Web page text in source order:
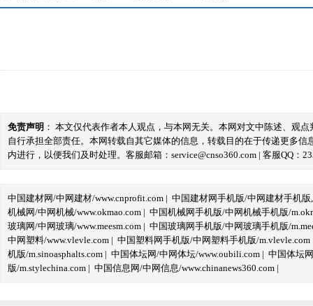
免责声明 ： 本文仅代表作者本人观点，与本网无关。本网对文中陈述、观
自行承担全部责任。本网转载自其它媒体的信息，转载目的在于传递更多
内进行，以便我们及时处理。客服邮箱：service@cnso360.com | 客服QQ：
中国建材网/中网建材/www.cnprofit.com | 中国建材网手机版/中网建材手机版
机械网/中网机械/www.okmao.com | 中国机械网手机版/中网机械手机版/
玻璃网/中网玻璃/www.meesm.com | 中国玻璃网手机版/中网玻璃手机版/
中网塑料/www.vlevle.com | 中国塑料网手机版/中网塑料手机版/m.vlevle.com
机版/m.sinoasphalts.com | 中国体坛网/中网体坛/www.oubili.com | 中国体坛
版/m.stylechina.com | 中国信息网/中网信息/www.chinanews360.com |